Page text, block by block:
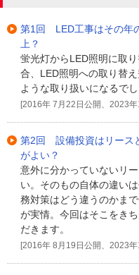
第1回 LED工事はその年
上？
蛍光灯からLED照明に取
合、LED照明への取り替
ような取り扱いになるで
[2016年 7月22日公開、2023
第2回 設備投資はリース
がよい？
意外に分かっていないリ
い。そのもの自体の違い
務対策はどう違うのかま
が実情。今回はそこをき
だきます。
[2016年 8月19日公開、2023